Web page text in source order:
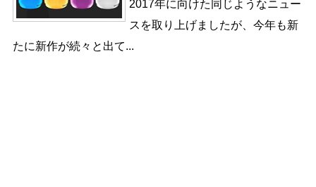
2017年に向けた同じようなニュー
スを取り上げましたが、今年も新
たに新作が続々と出て...